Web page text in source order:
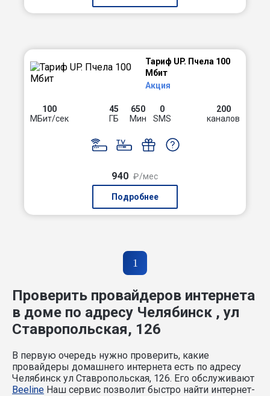
Тариф UP. Пчела 100
Мбит
Акция
100
МБит/сек
45
ГБ
650
Мин
0
SMS
200
каналов
940 ₽/мес
Подробнее
1
Проверить провайдеров интернета
в доме по адресу Челябинск , ул
Ставропольская, 126
В первую очередь нужно проверить, какие
провайдеры домашнего интернета есть по адресу
Челябинск ул Ставропольская, 126. Его обслуживают
Beeline Наш сервис позволит быстро найти интернет-